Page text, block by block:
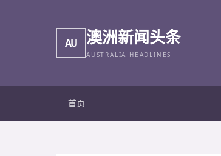
AU 澳洲新闻头条
AUSTRALIA HEADLINES
首页